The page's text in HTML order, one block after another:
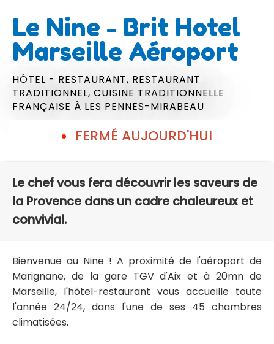
Le Nine - Brit Hotel
Marseille Aéroport
HÔTEL - RESTAURANT, RESTAURANT
TRADITIONNEL, CUISINE TRADITIONNELLE
FRANÇAISE À LES PENNES-MIRABEAU
FERMÉ AUJOURD'HUI
Le chef vous fera découvrir les saveurs de
la Provence dans un cadre chaleureux et
convivial.
Bienvenue au Nine ! A proximité de l'aéroport de
Marignane, de la gare TGV d'Aix et à 20mn de
Marseille, l'hôtel-restaurant vous accueille toute
l'année 24/24, dans l'une de ses 45 chambres
climatisées.